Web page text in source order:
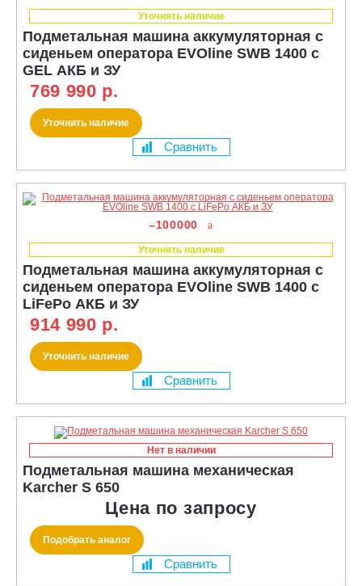
Уточнять наличие
Подметальная машина аккумуляторная с
сиденьем оператора EVOline SWB 1400 c
GEL АКБ и ЗУ
769 990 р.
Уточнить наличие
Сравнить
–100000
Уточнять наличие
Подметальная машина аккумуляторная с
сиденьем оператора EVOline SWB 1400 c
LiFePo АКБ и ЗУ
914 990 р.
Уточнить наличие
Сравнить
Нет в наличии
Подметальная машина механическая
Karcher S 650
Цена по запросу
Подобрать аналог
Сравнить